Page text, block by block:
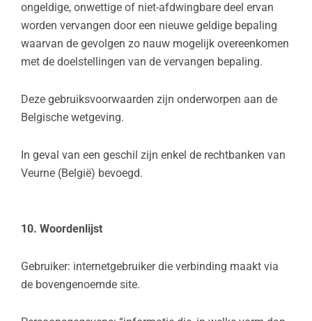
ongeldige, onwettige of niet-afdwingbare deel ervan
worden vervangen door een nieuwe geldige bepaling
waarvan de gevolgen zo nauw mogelijk overeenkomen
met de doelstellingen van de vervangen bepaling.
Deze gebruiksvoorwaarden zijn onderworpen aan de
Belgische wetgeving.
In geval van een geschil zijn enkel de rechtbanken van
Veurne (België) bevoegd.
10. Woordenlijst
Gebruiker: internetgebruiker die verbinding maakt via
de bovengenoemde site.